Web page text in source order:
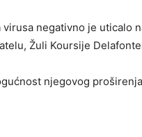
negativno je uticalo
Žuli Koursije
njegovog